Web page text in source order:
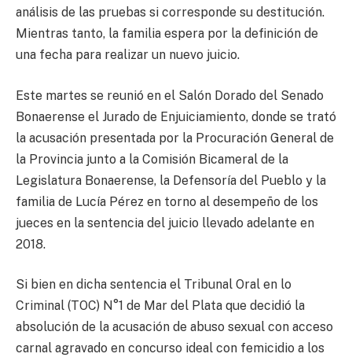
análisis de las pruebas si corresponde su destitución.
Mientras tanto, la familia espera por la definición de
una fecha para realizar un nuevo juicio.
Este martes se reunió en el Salón Dorado del Senado
Bonaerense el Jurado de Enjuiciamiento, donde se trató
la acusación presentada por la Procuración General de
la Provincia junto a la Comisión Bicameral de la
Legislatura Bonaerense, la Defensoría del Pueblo y la
familia de Lucía Pérez en torno al desempeño de los
jueces en la sentencia del juicio llevado adelante en
2018.
Si bien en dicha sentencia el Tribunal Oral en lo
Criminal (TOC) N°1 de Mar del Plata que decidió la
absolución de la acusación de abuso sexual con acceso
carnal agravado en concurso ideal con femicidio a los